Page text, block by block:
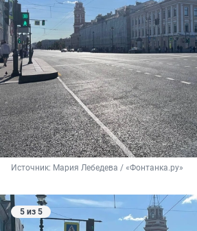
Источник: Мария Лебедева / «Фонтанка.ру»
5 из 5